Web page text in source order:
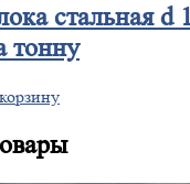
стальная d
тонну